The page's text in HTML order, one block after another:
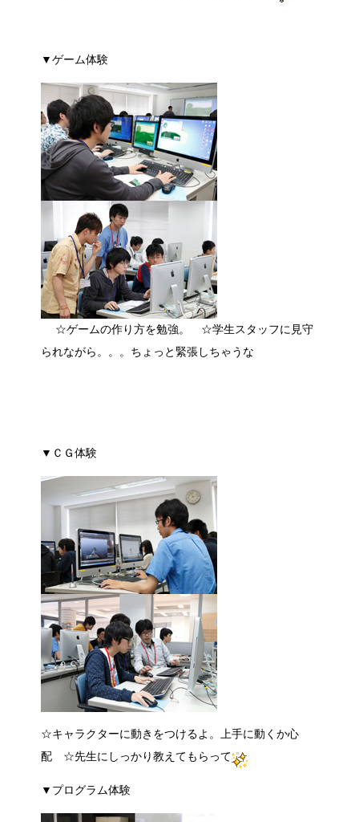
▼ゲーム体験
☆ゲームの作り方を勉強。 ☆学生スタッフに見守
られながら。。。ちょっと緊張しちゃうな
▼ＣＧ体験
☆キャラクターに動きをつけるよ。上手に動くか心
配 ☆先生にしっかり教えてもらって
▼プログラム体験